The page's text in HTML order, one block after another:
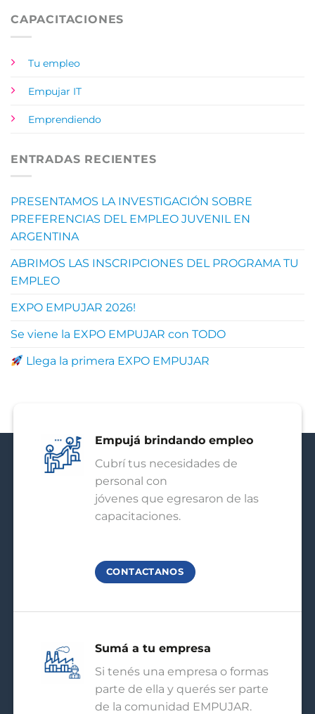
CAPACITACIONES
Tu empleo
Empujar IT
Emprendiendo
ENTRADAS RECIENTES
PRESENTAMOS LA INVESTIGACIÓN SOBRE
PREFERENCIAS DEL EMPLEO JUVENIL EN
ARGENTINA
ABRIMOS LAS INSCRIPCIONES DEL PROGRAMA TU
EMPLEO
EXPO EMPUJAR 2026!
Se viene la EXPO EMPUJAR con TODO
Llega la primera EXPO EMPUJAR
Empujá brindando empleo
Cubrí tus necesidades de
personal con
jóvenes que egresaron de las
capacitaciones.
CONTACTANOS
Sumá a tu empresa
Si tenés una empresa o formas
parte de ella y querés ser parte
de la comunidad EMPUJAR.